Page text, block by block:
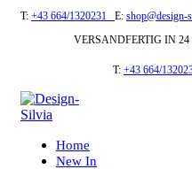
T: +43 664/1320231 E: shop@design-
VERSANDFERTIG IN
T: +43 664/
Home
New In